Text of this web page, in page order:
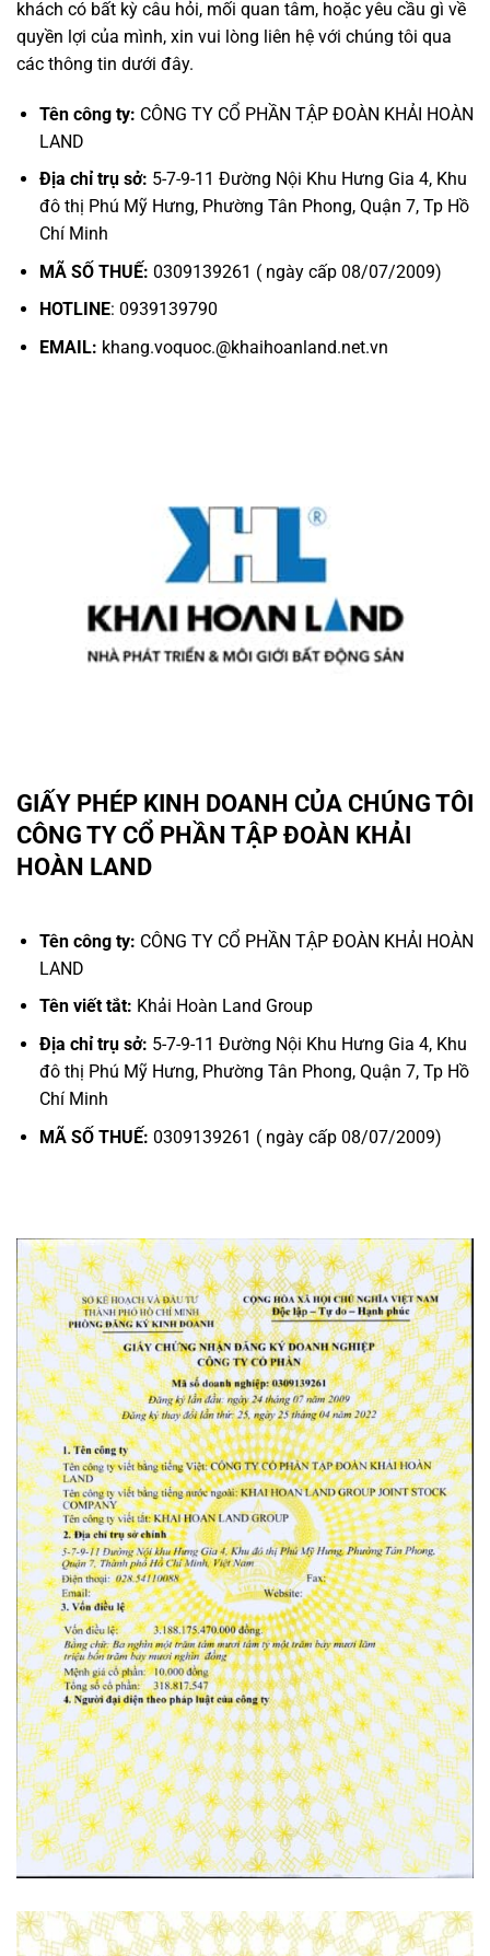
khách có bất kỳ câu hỏi, mối quan tâm, hoặc yêu cầu gì về
quyền lợi của mình, xin vui lòng liên hệ với chúng tôi qua
các thông tin dưới đây.
Tên công ty: CÔNG TY CỔ PHẦN TẬP ĐOÀN KHẢI HOÀN
LAND
Địa chỉ trụ sở: 5-7-9-11 Đường Nội Khu Hưng Gia 4, Khu
đô thị Phú Mỹ Hưng, Phường Tân Phong, Quận 7, Tp Hồ
Chí Minh
MÃ SỐ THUẾ: 0309139261 ( ngày cấp 08/07/2009)
HOTLINE: 0939139790
EMAIL: khang.voquoc.@khaihoanland.net.vn
GIẤY PHÉP KINH DOANH CỦA CHÚNG TÔI
CÔNG TY CỔ PHẦN TẬP ĐOÀN KHẢI
HOÀN LAND
Tên công ty: CÔNG TY CỔ PHẦN TẬP ĐOÀN KHẢI HOÀN
LAND
Tên viết tắt: Khải Hoàn Land Group
Địa chỉ trụ sở: 5-7-9-11 Đường Nội Khu Hưng Gia 4, Khu
đô thị Phú Mỹ Hưng, Phường Tân Phong, Quận 7, Tp Hồ
Chí Minh
MÃ SỐ THUẾ: 0309139261 ( ngày cấp 08/07/2009)